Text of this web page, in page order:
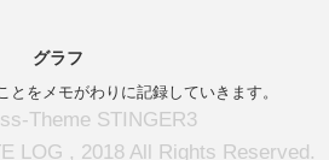
グラフ
とをメモがわりに記録していきます。
Theme STINGER3
LOG , 2018 All Rights Reserved.